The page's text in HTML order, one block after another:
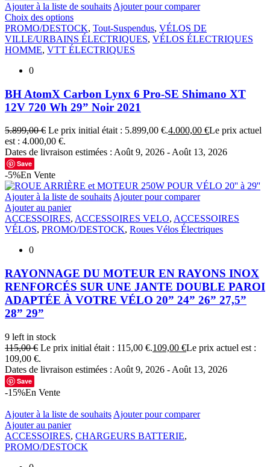
Ajouter à la liste de souhaits Ajouter pour comparer
Choix des options
PROMO/DESTOCK, Tout-Suspendus, VÉLOS DE
VILLE/URBAINS ÉLECTRIQUES, VÉLOS ÉLECTRIQUES
HOMME, VTT ÉLECTRIQUES
0
BH AtomX Carbon Lynx 6 Pro-SE Shimano XT
12V 720 Wh 29” Noir 2021
5.899,00€ Le prix initial était : 5.899,00 €.4.000,00 €Le prix actuel
est : 4.000,00 €.
Dates de livraison estimées : Août 9, 2026 - Août 13, 2026
Save
-5%En Vente
Ajouter à la liste de souhaits Ajouter pour comparer
Ajouter au panier
ACCESSOIRES, ACCESSOIRES VELO, ACCESSOIRES
VÉLOS, PROMO/DESTOCK, Roues Vélos Électriques
0
RAYONNAGE DU MOTEUR EN RAYONS INOX
RENFORCÉS SUR UNE JANTE DOUBLE PAROI
ADAPTÉE À VOTRE VÉLO 20” 24” 26” 27,5”
28” 29”
9 left in stock
115,00€ Le prix initial était : 115,00 €.109,00 €Le prix actuel est :
109,00 €.
Dates de livraison estimées : Août 9, 2026 - Août 13, 2026
Save
-15%En Vente
Ajouter à la liste de souhaits Ajouter pour comparer
Ajouter au panier
ACCESSOIRES, CHARGEURS BATTERIE,
PROMO/DESTOCK